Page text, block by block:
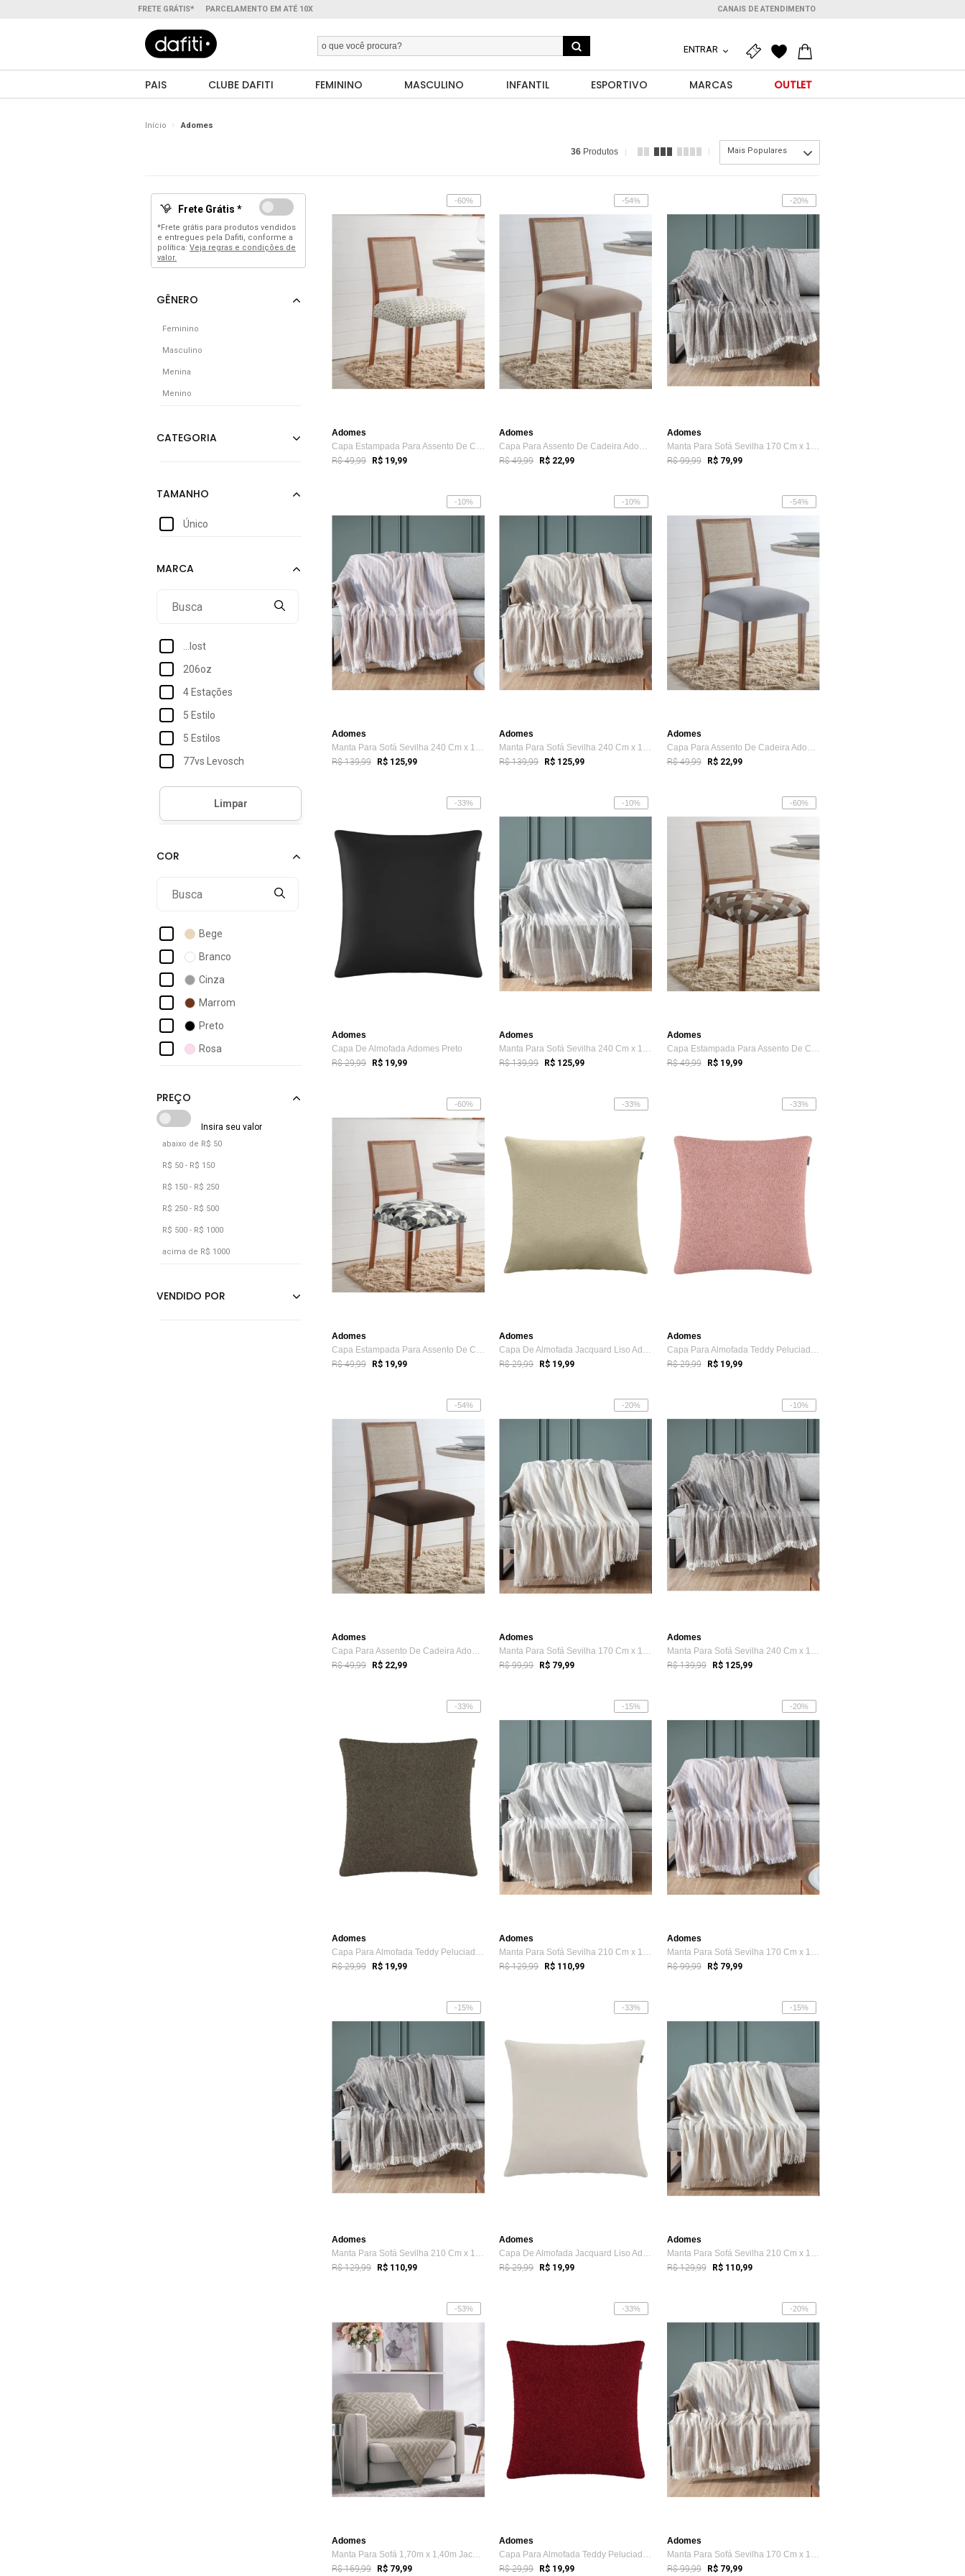
FRETE GRÁTIS* PARCELAMENTO EM ATÉ 10X CANAIS DE ATENDIMENTO
ENTRAR
PAIS CLUBE DAFITI FEMININO MASCULINO INFANTIL ESPORTIVO MARCAS OUTLET
Início Adomes
36 Produtos Mais Populares
Frete Grátis *
*Frete grátis para produtos vendidos
e entregues pela Dafiti, conforme a
política: Veja regras e condições de
valor.
Feminino
Masculino
Menina
Menino
Único
...lost
206oz
4 Estações
5 Estilo
5 Estilos
77vs Levosch
Accona
Acostamento
Activitta
Bege
Branco
Cinza
Marrom
Preto
Rosa
abaixo de R$ 50
R$ 50 - R$ 150
R$ 150 - R$ 250
R$ 250 - R$ 500
R$ 500 - R$ 1000
acima de R$ 1000
-60%
Adomes
Capa Estampada Para Assento De Cadeira Adomes Bege
R$ 49,99 R$ 19,99
-54%
Adomes
Capa Para Assento De Cadeira Adomes Bege
R$ 49,99 R$ 22,99
-20%
Adomes
Manta Para Sofá Sevilha 170 Cm x 150 Cm ...
R$ 99,99 R$ 79,99
-10%
Adomes
Manta Para Sofá Sevilha 240 Cm x 170 Cm ...
R$ 139,99 R$ 125,99
-10%
Adomes
Manta Para Sofá Sevilha 240 Cm x 170 Cm ...
R$ 139,99 R$ 125,99
-54%
Adomes
Capa Para Assento De Cadeira Adomes Cinza
R$ 49,99 R$ 22,99
-33%
Adomes
Capa De Almofada Adomes Preto
R$ 29,99 R$ 19,99
-10%
Adomes
Manta Para Sofá Sevilha 240 Cm x 170 Cm ...
R$ 139,99 R$ 125,99
-60%
Adomes
Capa Estampada Para Assento De Cadeira A...
R$ 49,99 R$ 19,99
-60%
Adomes
Capa Estampada Para Assento De Cadeira A...
R$ 49,99 R$ 19,99
-33%
Adomes
Capa De Almofada Jacquard Liso Adomes Bege
R$ 29,99 R$ 19,99
-33%
Adomes
Capa Para Almofada Teddy Peluciado Adomes Rosa
R$ 29,99 R$ 19,99
-54%
Adomes
Capa Para Assento De Cadeira Adomes Marrom
R$ 49,99 R$ 22,99
-20%
Adomes
Manta Para Sofá Sevilha 170 Cm x 150 Cm ...
R$ 99,99 R$ 79,99
-10%
Adomes
Manta Para Sofá Sevilha 240 Cm x 170 Cm ...
R$ 139,99 R$ 125,99
-33%
Adomes
Capa Para Almofada Teddy Peluciado Adomes Marrom
R$ 29,99 R$ 19,99
-15%
Adomes
Manta Para Sofá Sevilha 210 Cm x 170 Cm ...
R$ 129,99 R$ 110,99
-20%
Adomes
Manta Para Sofá Sevilha 170 Cm x 150 Cm ...
R$ 99,99 R$ 79,99
-15%
Adomes
Manta Para Sofá Sevilha 210 Cm x 170 Cm ...
R$ 129,99 R$ 110,99
-33%
Adomes
Capa De Almofada Jacquard Liso Adomes Branco
R$ 29,99 R$ 19,99
-15%
Adomes
Manta Para Sofá Sevilha 210 Cm x 170 Cm ...
R$ 129,99 R$ 110,99
-53%
Adomes
Manta Para Sofá 1,70m x 1,40m Jacquard A...
R$ 169,99 R$ 79,99
-33%
Adomes
Capa Para Almofada Teddy Peluciado Adomes Vermelho
R$ 29,99 R$ 19,99
-20%
Adomes
Manta Para Sofá Sevilha 170 Cm x 150 Cm ...
R$ 99,99 R$ 79,99